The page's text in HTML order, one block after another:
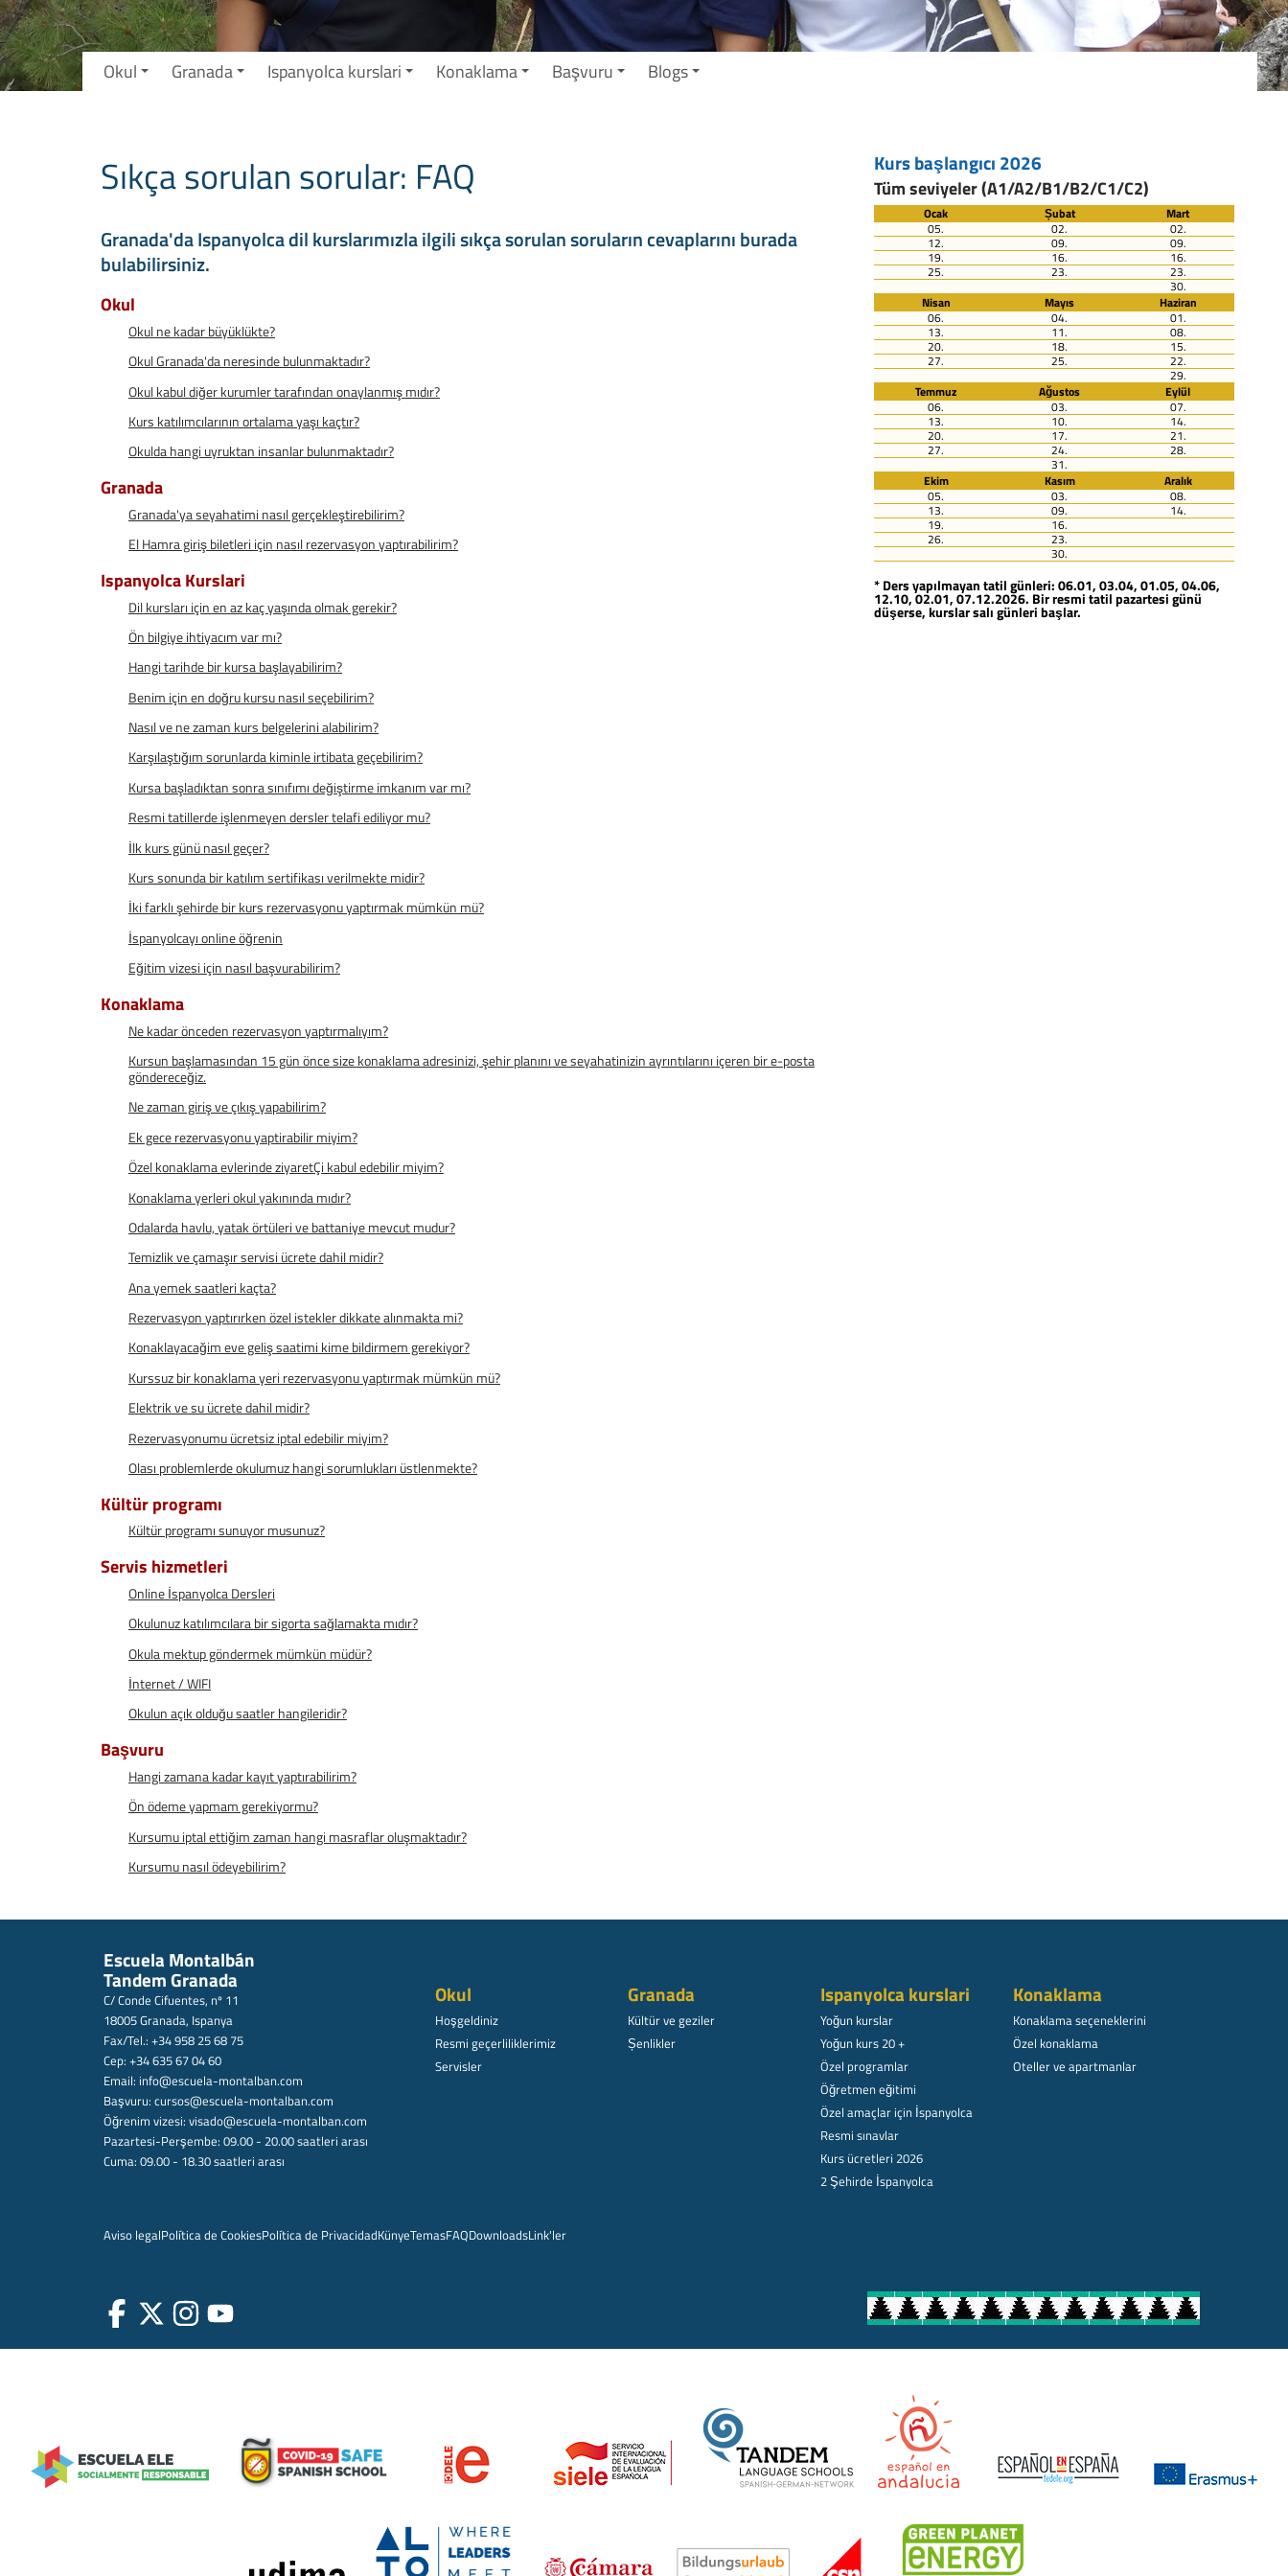
Okul Granada Ispanyolca kurslari Konaklama Başvuru Blogs
Sıkça sorulan sorular: FAQ
Granada'da Ispanyolca dil kurslarımızla ilgili sıkça sorulan soruların cevaplarını burada
bulabilirsiniz.
Okul
Okul ne kadar büyüklükte?
Okul Granada'da neresinde bulunmaktadır?
Okul kabul diğer kurumler tarafından onaylanmış mıdır?
Kurs katılımcılarının ortalama yaşı kaçtır?
Okulda hangi uyruktan insanlar bulunmaktadır?
Granada
Granada'ya seyahatimi nasıl gerçekleştirebilirim?
El Hamra giriş biletleri için nasıl rezervasyon yaptırabilirim?
Ispanyolca Kurslari
Dil kursları için en az kaç yaşında olmak gerekir?
Ön bilgiye ihtiyacım var mı?
Hangi tarihde bir kursa başlayabilirim?
Benim için en doğru kursu nasıl seçebilirim?
Nasıl ve ne zaman kurs belgelerini alabilirim?
Karşılaştığım sorunlarda kiminle irtibata geçebilirim?
Kursa başladıktan sonra sınıfımı değiştirme imkanım var mı?
Resmi tatillerde işlenmeyen dersler telafi ediliyor mu?
İlk kurs günü nasıl geçer?
Kurs sonunda bir katılım sertifikası verilmekte midir?
İki farklı şehirde bir kurs rezervasyonu yaptırmak mümkün mü?
İspanyolcayı online öğrenin
Eğitim vizesi için nasıl başvurabilirim?
Konaklama
Ne kadar önceden rezervasyon yaptırmalıyım?
Kursun başlamasından 15 gün önce size konaklama adresinizi, şehir planını ve seyahatinizin ayrıntılarını içeren bir e-posta
göndereceğiz.
Ne zaman giriş ve çıkış yapabilirim?
Ek gece rezervasyonu yaptirabilir miyim?
Özel konaklama evlerinde ziyaretÇi kabul edebilir miyim?
Konaklama yerleri okul yakınında mıdır?
Odalarda havlu, yatak örtüleri ve battaniye mevcut mudur?
Temizlik ve çamaşır servisi ücrete dahil midir?
Ana yemek saatleri kaçta?
Rezervasyon yaptırırken özel istekler dikkate alınmakta mi?
Konaklayacağim eve geliş saatimi kime bildirmem gerekiyor?
Kurssuz bir konaklama yeri rezervasyonu yaptırmak mümkün mü?
Elektrik ve su ücrete dahil midir?
Rezervasyonumu ücretsiz iptal edebilir miyim?
Olası problemlerde okulumuz hangi sorumlukları üstlenmekte?
Kültür programı
Kültür programı sunuyor musunuz?
Servis hizmetleri
Online İspanyolca Dersleri
Okulunuz katılımcılara bir sigorta sağlamakta mıdır?
Okula mektup göndermek mümkün müdür?
İnternet / WIFI
Okulun açık olduğu saatler hangileridir?
Başvuru
Hangi zamana kadar kayıt yaptırabilirim?
Ön ödeme yapmam gerekiyormu?
Kursumu iptal ettiğim zaman hangi masraflar oluşmaktadır?
Kursumu nasıl ödeyebilirim?
Kurs başlangıcı 2026
Tüm seviyeler (A1/A2/B1/B2/C1/C2)
Ocak Șubat
Mart
05.
02. 02.
12. 09. 09.
19. 16. 16.
25. 23. 23.
30.
Nisan
Mayıs
Haziran
06.
04. 01.
13. 11. 08.
20. 18. 15.
27. 25. 22.
29.
Temmuz
Ağustos
Eylül
06.
03. 07.
13. 10. 14.
20. 17. 21.
27. 24. 28.
31.
Ekim
Kasım
Aralık
05.
03. 08.
13. 09. 14.
19. 16.
26. 23.
30.
* Ders yapılmayan tatil günleri: 06.01, 03.04, 01.05, 04.06,
12.10, 02.01, 07.12.2026. Bir resmi tatil pazartesi günü
düşerse, kurslar salı günleri başlar.
Escuela Montalbán
Tandem Granada
C/ Conde Cifuentes, nº 11
18005 Granada, Ispanya
Fax/Tel.: +34 958 25 68 75
Cep: +34 635 67 04 60
Email: info@escuela-montalban.com
Başvuru: cursos@escuela-montalban.com
Öğrenim vizesi: visado@escuela-montalban.com
Pazartesi-Perşembe: 09.00 - 20.00 saatleri arası
Cuma: 09.00 - 18.30 saatleri arası
Okul
Hoşgeldiniz
Resmi geçerliliklerimiz
Servisler
Granada
Kültür ve geziler
Șenlikler
Ispanyolca kurslari
Yoğun kurslar
Yoğun kurs 20 +
Özel programlar
Öğretmen eğitimi
Özel amaçlar için İspanyolca
Resmi sınavlar
Kurs ücretleri 2026
2 Şehirde İspanyolca
Konaklama
Konaklama seçeneklerini
Özel konaklama
Oteller ve apartmanlar
Aviso legalPolítica de CookiesPolítica de PrivacidadKünyeTemasFAQDownloadsLink'ler